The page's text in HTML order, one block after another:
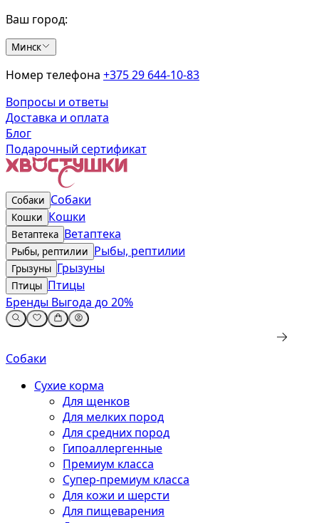
Ваш город:
Минск
Номер телефона +375 29 644-10-83
Вопросы и ответы
Доставка и оплата
Блог
Подарочный сертификат
Собаки Собаки
Кошки Кошки
Ветаптека Ветаптека
Рыбы, рептилии Рыбы, рептилии
Грызуны Грызуны
Птицы Птицы
Бренды Выгода до 20%
Собаки
Сухие корма
Для щенков
Для мелких пород
Для средних пород
Гипоаллергенные
Премиум класса
Супер-премиум класса
Для кожи и шерсти
Для пищеварения